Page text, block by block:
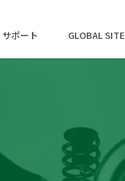
サポート GLOBAL SITE